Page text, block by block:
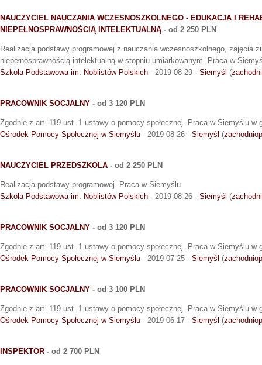
NAUCZYCIEL NAUCZANIA WCZESNOSZKOLNEGO - EDUKACJA I
NIEPEŁNOSPRAWNOŚCIĄ INTELEKTUALNĄ - od 2 250 PLN
Realizacja podstawy programowej z nauczania wczesnoszkolnego, zajęcia
niepełnosprawnością intelektualną w stopniu umiarkowanym. Praca w
Szkoła Podstawowa im. Noblistów Polskich - 2019-08-29 - Siemyśl (
PRACOWNIK SOCJALNY - od 3 120 PLN
Zgodnie z art. 119 ust. 1 ustawy o pomocy społecznej. Praca w Siemyślu w
Ośrodek Pomocy Społecznej w Siemyślu - 2019-08-26 - Siemyśl (
NAUCZYCIEL PRZEDSZKOLA - od 2 250 PLN
Realizacja podstawy programowej. Praca w Siemyślu.
Szkoła Podstawowa im. Noblistów Polskich - 2019-08-26 - Siemyśl (
PRACOWNIK SOCJALNY - od 3 120 PLN
Zgodnie z art. 119 ust. 1 ustawy o pomocy społecznej. Praca w Siemyślu w
Ośrodek Pomocy Społecznej w Siemyślu - 2019-07-25 - Siemyśl (
PRACOWNIK SOCJALNY - od 3 100 PLN
Zgodnie z art. 119 ust. 1 ustawy o pomocy społecznej. Praca w Siemyślu w
Ośrodek Pomocy Społecznej w Siemyślu - 2019-06-17 - Siemyśl (
INSPEKTOR - od 2 700 PLN